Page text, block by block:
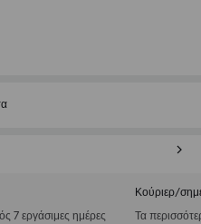
7 εργάσιμες ημέρες
Κούριερ/
Τα